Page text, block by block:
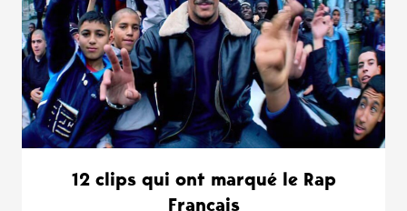
12 clips qui ont marqué le Rap
Français